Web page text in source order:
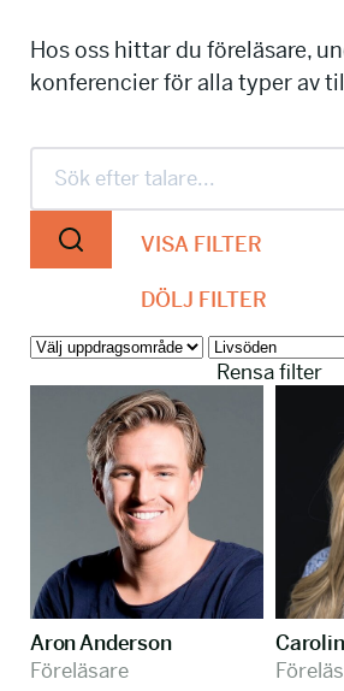
Hos oss hittar du föreläsare,
konferencier för alla typer av
VISA FILTER
DÖLJ FILTER
Rensa filter
Aron Anderson
Föreläsare